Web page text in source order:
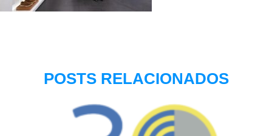
POSTS RELACIONADOS